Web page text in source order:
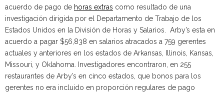
acuerdo de pago de horas extras como resultado de una
investigación dirigida por el Departamento de Trabajo de los
Estados Unidos en la División de Horas y Salarios. Arby’s esta en
acuerdo a pagar $56,838 en salarios atracados a 759 gerentes
actuales y anteriores en los estados de Arkansas, Illinois, Kansas,
Missouri, y Oklahoma. Investigadores encontraron, en 255
restaurantes de Arby’s en cinco estados, que bonos para los
gerentes no era incluido en proporción regulares de pago